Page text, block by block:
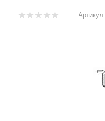
Артикул: